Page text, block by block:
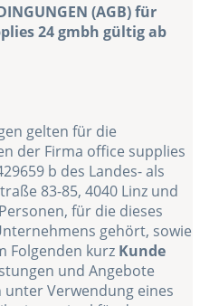
(AGB) für
24 gmbh gültig ab
gelten für die
der Firma office supplies
b des Landes- als
83-85, 4040 Linz und
für die dieses
gehört, sowie
Folgenden kurz Kunde
und Angebote
Verwendung eines